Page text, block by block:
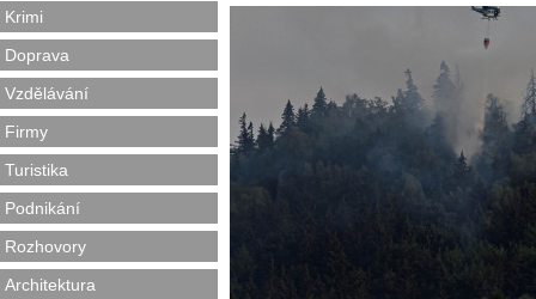
Krimi
Doprava
Vzdělávání
Firmy
Turistika
Podnikání
Rozhovory
Architektura